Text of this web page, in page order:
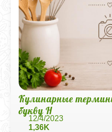
Кулинарные
букву Н
12/4/2023
1,36K